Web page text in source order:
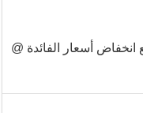
أسعار الفائدة @